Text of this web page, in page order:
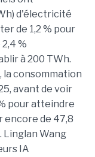
d'électricité
de 1,2 % pour
%
à 200 TWh.
la consommation
avant de voir
pour atteindre
encore de 47,8
Linglan Wang
IA